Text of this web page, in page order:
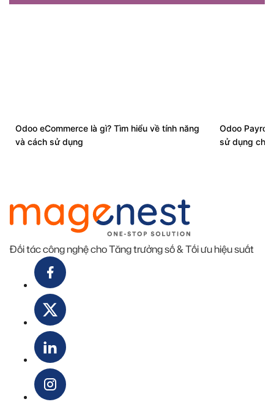
Odoo eCommerce là gì? Tìm hiểu về tính năng
và cách sử dụng
Odoo
sử dụng cho
Đối tác công nghệ cho Tăng trưởng số & Tối ưu hiệu suất